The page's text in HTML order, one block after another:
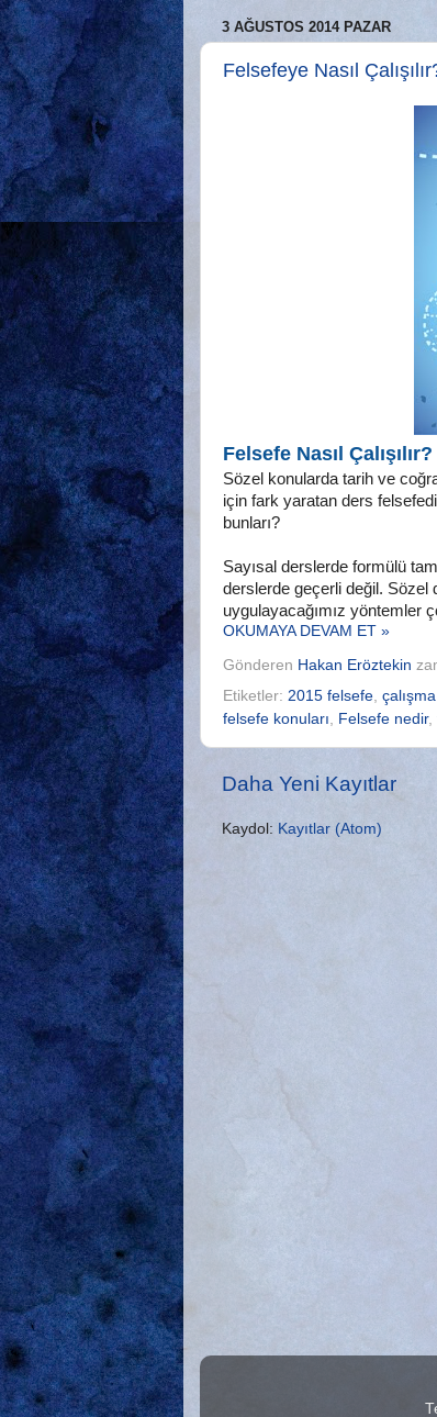
3 AĞUSTOS 2014 PAZAR
Felsefeye Nasıl
Felsefe Nasıl Çalışılır?
Sözel konularda tarih ve
için fark yaratan ders
bunları?
Sayısal derslerde formülü
derslerde geçerli değil. Sözel
uygulayacağımız yöntemler
OKUMAYA DEVAM ET »
Gönderen Hakan Eröztekin
Etiketler: 2015 felsefe,
felsefe konuları, Felsefe nedir,
Daha Yeni Kayıtlar
Kaydol: Kayıtlar (Atom)